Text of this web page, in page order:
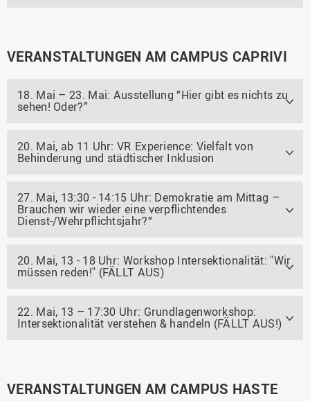
VERANSTALTUNGEN AM CAMPUS CAPRIVI
18. Mai – 23. Mai: Ausstellung “Hier gibt es nichts zu
sehen! Oder?”
20. Mai, ab 11 Uhr: VR Experience: Vielfalt von
Behinderung und städtischer Inklusion
27. Mai, 13:30 - 14:15 Uhr: Demokratie am Mittag –
Brauchen wir wieder eine verpflichtendes
Dienst-/Wehrpflichtsjahr?“
20. Mai, 13 - 18 Uhr: Workshop Intersektionalität: "Wir
müssen reden!" (FÄLLT AUS)
22. Mai, 13 – 17:30 Uhr: Grundlagenworkshop:
Intersektionalität verstehen & handeln (FÄLLT AUS!)
VERANSTALTUNGEN AM CAMPUS HASTE